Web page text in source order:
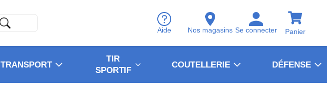
Aide Nos magasins Se connecter Panier
TRANSPORT
TIR
SPORTIF
COUTELLERIE DÉFENSE